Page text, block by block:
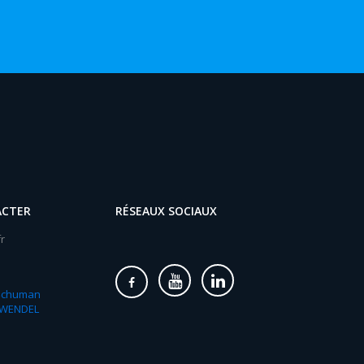
RÉSEAUX SOCIAUX